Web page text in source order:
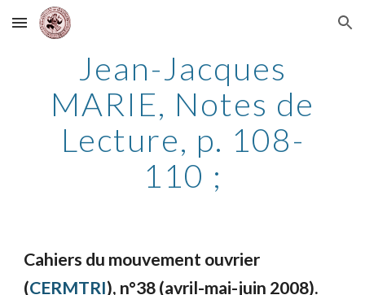
Skip to main content Skip to navigation
Jean-Jacques
MARIE, Notes de
Lecture, p. 108-
110 ;
Cahiers du mouvement ouvrier
(CERMTRI), n°38 (avril-mai-juin 2008).